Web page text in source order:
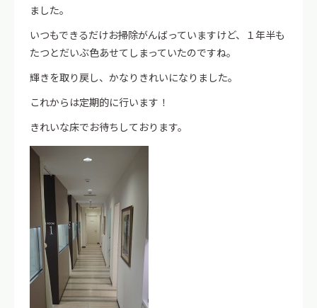
ました。
いつもできるだけお掃除がんばっていますけど、１年半も
たつとだいぶ色あせてしまっていたのですね。
輝きを取り戻し、かなりきれいになりました。
これからは定期的に行います！
きれいな床でお待ちしております。